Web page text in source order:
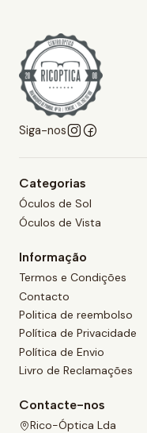
Siga-nos
Categorias
Óculos de Sol
Óculos de Vista
Informação
Termos e Condições
Contacto
Politica de reembolso
Política de Privacidade
Política de Envio
Livro de Reclamações
Contacte-nos
Rico-Óptica Lda